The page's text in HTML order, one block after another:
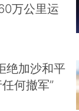
万公里运
绝加沙和平
何撤军”